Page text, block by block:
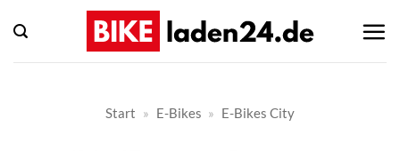
Inhalt
springen
Start » E-Bikes » E-Bikes City